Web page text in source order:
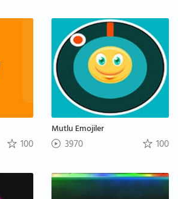
100
Mutlu Emojiler
3970 100